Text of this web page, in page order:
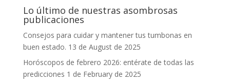
Lo último de nuestras asombrosas
publicaciones
Consejos para cuidar y mantener tus tumbonas en
buen estado. 13 de August de 2025
Horóscopos de febrero 2026: entérate de todas las
predicciones 1 de February de 2025